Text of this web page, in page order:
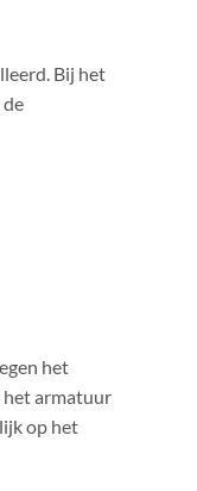
Bij het
het
het armatuur
op het